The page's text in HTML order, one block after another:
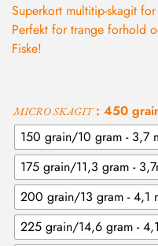
Superkort multitip-skagit
Perfekt for trange forhold
Fiske!
MICRO SKAGIT : 450
150 grain/10 gram - 3,7
175 grain/11,3 gram -
200 grain/13 gram - 4,1
225 grain/14,6 gram -